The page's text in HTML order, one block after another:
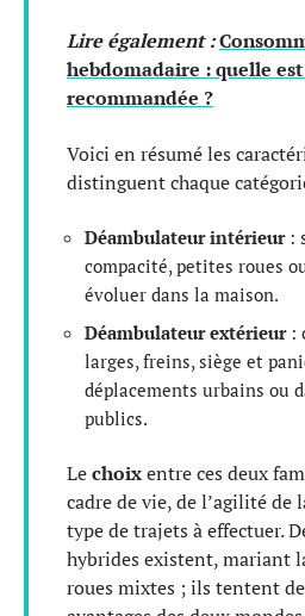
Lire également :
hebdomadaire : quelle
recommandée ?
Voici en résumé les
distinguent chaque
Déambulateur intérieur:
compacité, petites roues
évoluer dans la maison.
Déambulateur extérieur:
larges, freins, siège et
déplacements urbains ou
publics.
Lechoixentre ces deux
cadre de vie, de l’agilité de
type de trajets à effectuer.
hybrides existent, mariant
roues mixtes ; ils tentent